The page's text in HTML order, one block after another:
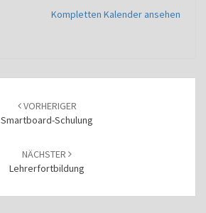
Kompletten Kalender ansehen
VORHERIGER
Smartboard-Schulung
NÄCHSTER
Lehrerfortbildung